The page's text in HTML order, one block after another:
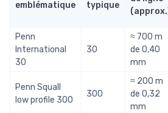
emblématique
typique
Penn
International
30
30
≈ 700 m
de 0,40
mm
Penn Squall
low profile 300
300
≈ 200 m
de 0,32
mm